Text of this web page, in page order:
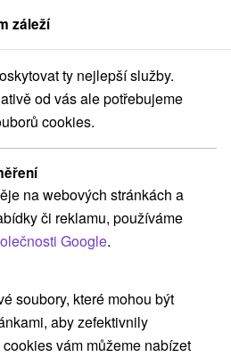
Tále Wellness hotel Bystrá *** Tále
Bystrá★
a výběr pobytu
VYBAVENÍ RECENZE
záleží
ty nejlepší služby.
od vás ale potřebujeme
cookies.
na webových stránkách a
či reklamu, používáme
Google.
soubory, které mohou být
aby zefektivnily
vám můžeme nabízet